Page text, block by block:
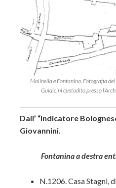
Molinella e Fontanina. Fotografia
Guidicini custodito presso
Dall’ “Indicatore
Giovannini.
Fontanina a destra
N.1206. Casa Stagni,